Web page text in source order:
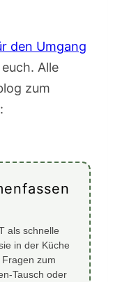
den Umgang
Alle
zum
als schnelle
in der Küche
zum
Tausch oder